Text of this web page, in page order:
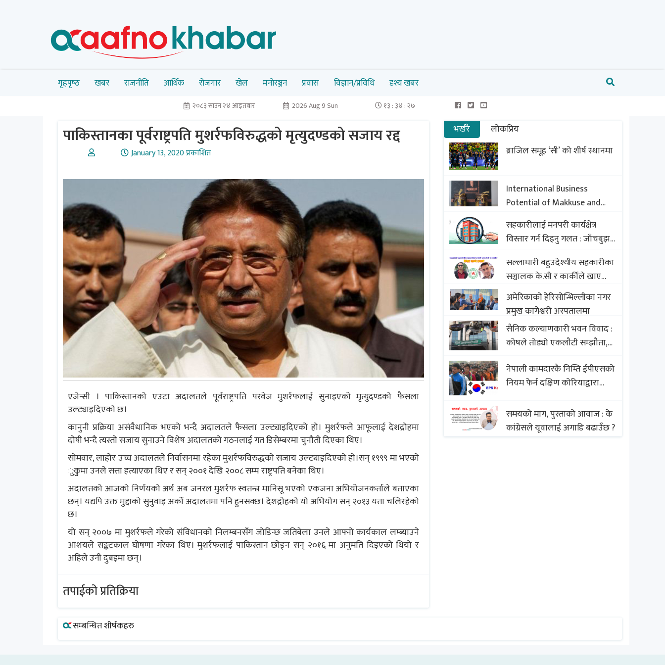
गृहपृष्‍ठ खबर राजनीति आर्थिक रोजगार खेल मनोरञ्जन प्रवास विज्ञान/प्रविधि दृश्य खबर
२०८३ साउन २४ आइतबार 2026 Aug 9 Sun १३ : ३४ : २८
पाकिस्तानका पूर्वराष्ट्रपति मुशर्रफविरुद्धको मृत्युदण्डको सजाय रद्द
January 13, 2020 प्रकाशित
एजेन्सी । पाकिस्तानको एउटा अदालतले पूर्वराष्ट्रपति परवेज मुशर्रफलाई सुनाइएको मृत्युदण्डको फैसला
उल्ट्याइदिएको छ।
कानुनी प्रक्रिया असंवैधानिक भएको भन्दै अदालतले फैसला उल्ट्याइदिएको हो। मुशर्रफले आफूलाई देशद्रोहमा
दोषी भन्दै त्यस्तो सजाय सुनाउने विशेष अदालतको गठनलाई गत डिसेम्बरमा चुनौती दिएका थिए।
सोमवार, लाहोर उच्च अदालतले निर्वासनमा रहेका मुशर्रफविरुद्धको सजाय उल्ट्याइदिएको हो।सन् १९९९ मा भएको
ुकुुमा उनले सत्ता हत्याएका थिए र सन् २००१ देखि २००८ सम्म राष्ट्रपति बनेका थिए।
अदालतको आजको निर्णयको अर्थ अब जनरल मुशर्रफ स्वतन्त्र मानिसू भएको एकजना अभियोजनकर्ताले बताएका
छन्। यद्यपि उक्त मुद्दाको सुनुवाइ अर्को अदालतमा पनि हुनसक्छ। देशद्रोहको यो अभियोग सन् २०१३ यता चलिरहेको
छ।
यो सन् २००७ मा मुशर्रफले गरेको संविधानको निलम्बनसँग जोडिन्छ जतिबेला उनले आफ्नो कार्यकाल लम्ब्याउने
आशयले सङ्कटकाल घोषणा गरेका थिए। मुशर्रफलाई पाकिस्तान छोड्न सन् २०१६ मा अनुमति दिइएको थियो र
अहिले उनी दुबइमा छन्।
तपाईको प्रतिक्रिया
भर्खरै
लोकप्रिय
ब्राजिल समूह ‘सी’ को शीर्ष स्थानमा
International Business
Potential of Makkuse and
Export Opportunities of
Nepali Sweets with Global
Comparison to Baklava
सहकारीलाई मनपरी कार्यक्षेत्र
विस्तार गर्न दिइनु गलत : जाँचबुझ
सल्लाघारी बहुउदेश्यीय सहकारीका
सञ्चालक के.सी र कार्कीले खाए
सदस्यको करोडौं बचत
अमेरिकाको हेरिसोन्भिल्लीका नगर
प्रमुख कागेश्वरी अस्पतालमा
सैनिक कल्याणकारी भवन विवाद :
कोषले तोड्यो एकलौटी सम्झौता,
बिखलबन्दमा (भिडियो)
नेपाली कामदारकै निम्ति ईपीएसको
नियम फेर्न दक्षिण कोरियाद्वारा
समयको माग, पुस्ताको आवाज : के
कांग्रेसले यूवालाई अगाडि बढाउँछ ?
सम्बन्धित शीर्षकहरु